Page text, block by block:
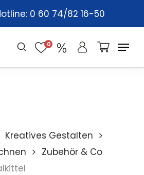
0 60 74/82 16-50
0
Kreatives Gestalten
Zubehör & Co